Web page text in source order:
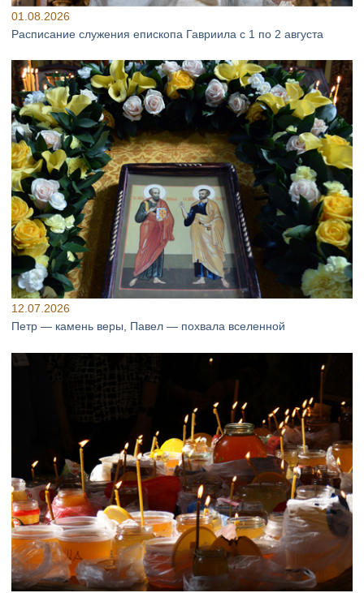
01.08.2026
Расписание служения епископа Гавриила с 1 по 2 августа
12.07.2026
Петр — камень веры, Павел — похвала вселенной